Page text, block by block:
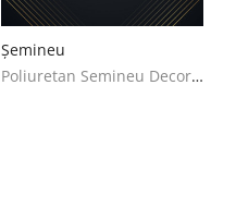
Șemineu
Poliuretan Semineu Decoratiuni Casa